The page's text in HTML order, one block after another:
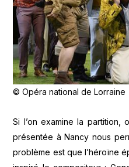
© Opéra national de Lorraine
Si l’on examine la partition,
présentée à Nancy nous
problème est que l’héroïne